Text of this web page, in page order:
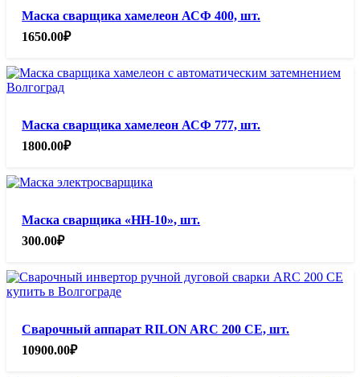
Маска сварщика хамелеон АСФ 400, шт.
1650.00₽
Маска сварщика хамелеон АСФ 777, шт.
1800.00₽
Маска сварщика «НН-10», шт.
300.00₽
Сварочный аппарат RILON ARC 200 CE, шт.
10900.00₽